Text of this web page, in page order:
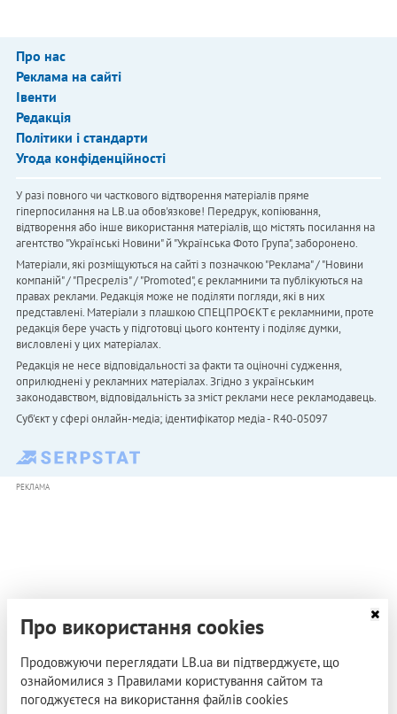
Про нас
Реклама на сайті
Івенти
Редакція
Політики і стандарти
Угода конфіденційності
У разі повного чи часткового відтворення матеріалів пряме
гіперпосилання на LB.ua обов'язкове! Передрук, копіювання,
відтворення або інше використання матеріалів, що містять посилання на
агентство "Українськi Новини" й "Українська Фото Група", заборонено.
Матеріали, які розміщуються на сайті з позначкою "Реклама" / "Новини
компаній" / "Пресреліз" / "Promoted", є рекламними та публікуються на
правах реклами. Редакція може не поділяти погляди, які в них
представлені. Матеріали з плашкою СПЕЦПРОЄКТ є рекламними, проте
редакція бере участь у підготовці цього контенту і поділяє думки,
висловлені у цих матеріалах.
Редакція не несе відповідальності за факти та оціночні судження,
оприлюднені у рекламних матеріалах. Згідно з українським
законодавством, відповідальність за зміст реклами несе рекламодавець.
Cуб'єкт у сфері онлайн-медіа; ідентифікатор медіа - R40-05097
РЕКЛАМА
Про використання cookies
Продовжуючи переглядати LB.ua ви підтверджуєте, що
ознайомилися з Правилами користування сайтом та
погоджуєтеся на використання файлів cookies